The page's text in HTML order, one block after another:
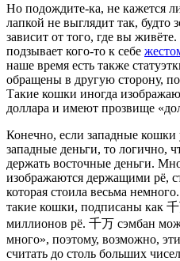
Но подождите-ка, не кажется
лапкой не выглядит так, будто
зависит от того, где вы
подзывает кого-то к себе
наше время есть также
обращены в другую сторону,
Такие кошки иногда
доллара и имеют прозвище
Конечно, если западные кошки
западные деньги, то логично,
держать восточные деньги.
изображаются держащими рё,
которая стоила весьма
такие кошки, подписаны как 千
миллионов рё. 千万 сэмбан
много», поэтому, возможно,
считать до столь больших